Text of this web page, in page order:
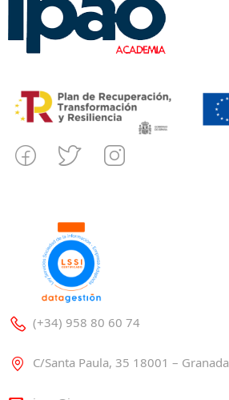
(+34) 958 80 60 74
C/Santa Paula, 35 18001 – Granada